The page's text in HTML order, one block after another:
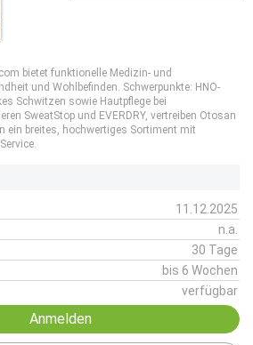
bietet funktionelle Medizin- und
und Wohlbefinden. Schwerpunkte: HNO-
Schwitzen sowie Hautpflege bei
SweatStop und EVERDRY, vertreiben Otosan
ein breites, hochwertiges Sortiment mit
11.12.2025
n.a.
30 Tage
bis 6 Wochen
verfügbar
Anmelden